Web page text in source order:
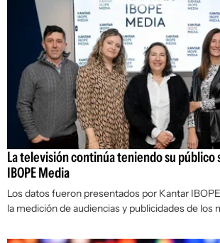
La televisión continúa teniendo su público
IBOPE Media
Los datos fueron presentados por Kantar
la medición de audiencias y publicidades de los